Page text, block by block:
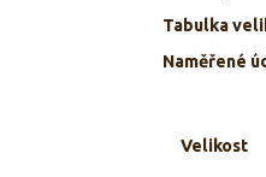
Tabulka
Naměřené
Velikost